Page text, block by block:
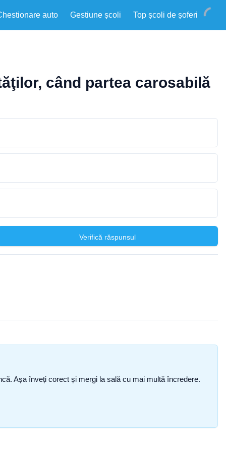
auto Gestiune școli Top școli de șoferi
când partea carosabilă
Verifică răspunsul
Așa înveți corect și mergi la sală cu mai multă încredere.